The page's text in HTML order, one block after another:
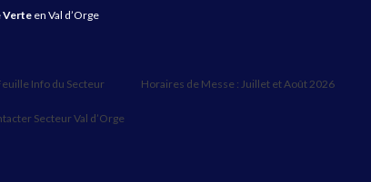
Verte en Val d’Orge
Info du Secteur Horaires de Messe : Juillet et Août 2026
Secteur Val d’Orge